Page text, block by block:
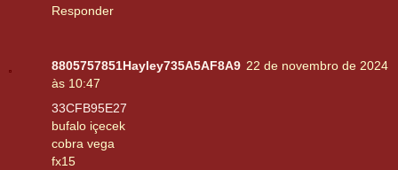
Responder
8805757851Hayley735A5AF8A9 22 de novembro de 2024
às 10:47
33CFB95E27
bufalo içecek
cobra vega
fx15